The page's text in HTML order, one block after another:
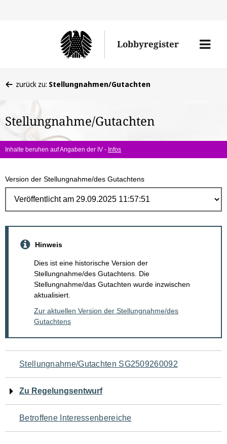
Lobbyregister
Menü
befinden
hier:
zurück zu: Stellungnahmen/Gutachten
Stellungnahme/Gutachten
Inhalte beruhen auf Angaben der IV - Infos
Version der Stellungnahme/des Gutachtens
Hinweis
Dies ist eine historische Version der
Stellungnahme/des Gutachtens. Die
Stellungnahme/das Gutachten wurde inzwischen
aktualisiert.
Zur aktuellen Version der Stellungnahme/des
Gutachtens
Navigation
für
den
Seiteninhalt
Stellungnahme/Gutachten SG2509260092
Zu Regelungsentwurf
Betroffene Interessenbereiche